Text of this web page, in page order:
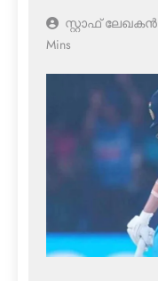
സ്റ്റാഫ് ലേഖകൻ
Mins